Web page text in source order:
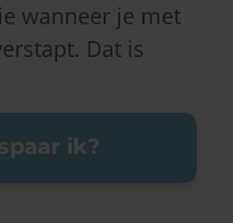
wanneer je met
Dat is
ik?